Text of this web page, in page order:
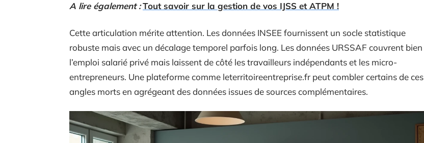
A lire également :Tout savoir sur la gestion de vos IJSS et ATPM !
Cette articulation mérite attention. Les données INSEE fournissent un socle statistique
robuste mais avec un décalage temporel parfois long. Les données URSSAF couvrent bien
l’emploi salarié privé mais laissent de côté les travailleurs indépendants et les micro-
entrepreneurs. Une plateforme comme leterritoireentreprise.fr peut combler certains de ces
angles morts en agrégeant des données issues de sources complémentaires.